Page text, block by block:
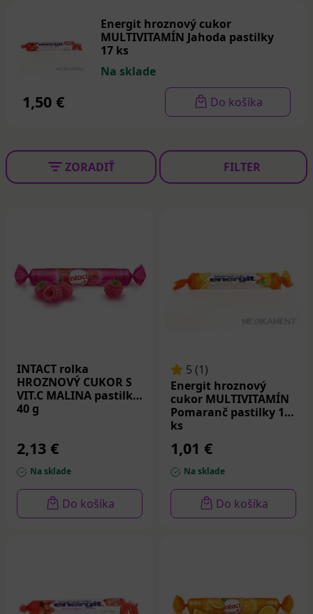
Energit hroznový cukor
MULTIVITAMÍN Jahoda pastilky
17 ks
Na sklade
1,50 € Do košíka
ZORADIŤ FILTER
INTACT rolka
HROZNOVÝ CUKOR S
VIT.C MALINA pastilky
40 g
2,13 €
Na sklade
Do košíka
5 (1)
Energit hroznový
cukor MULTIVITAMÍN
Pomaranč pastilky 17
ks
1,01 €
Na sklade
Do košíka